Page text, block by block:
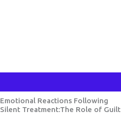
Emotional Reactions Following
Silent Treatment:The Role of Guilt